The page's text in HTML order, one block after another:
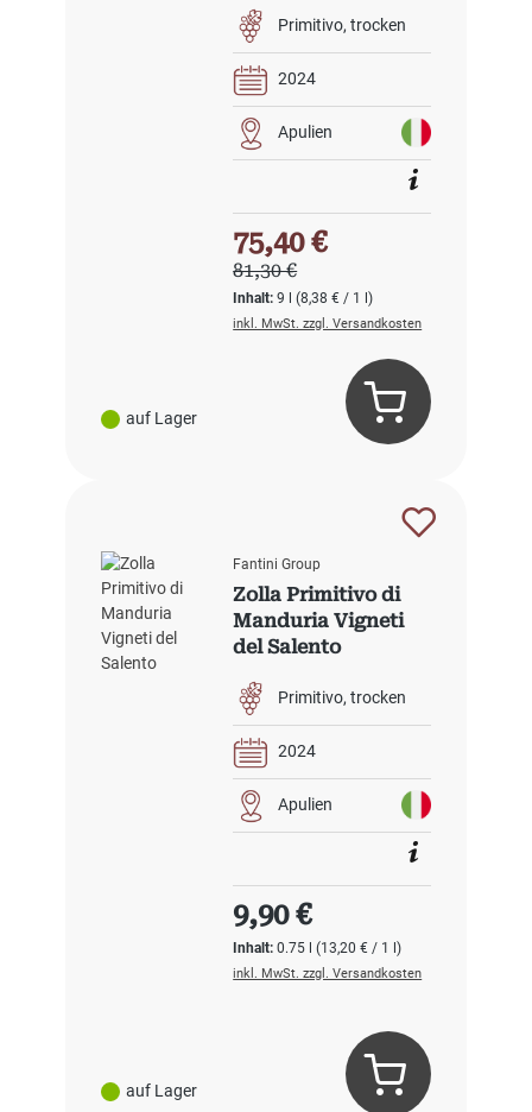
auf Lager
Primitivo trocken
2024
Apulien
Inhalt:9 l(8,38 € / 1 l)
Verkaufspreis:
75,40 €
Regulärer Preis:
81,30 €
inkl. MwSt. zzgl. Versandkosten
auf Lager
Fantini Group
Zolla Primitivo di
Manduria Vigneti
del Salento
Primitivo trocken
2024
Apulien
Inhalt:0.75 l(13,20 € / 1 l)
Regulärer Preis:
9,90 €
inkl. MwSt. zzgl. Versandkosten